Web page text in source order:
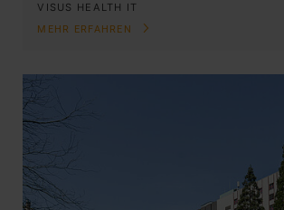
VISUS HEALTH IT
MEHR ERFAHREN